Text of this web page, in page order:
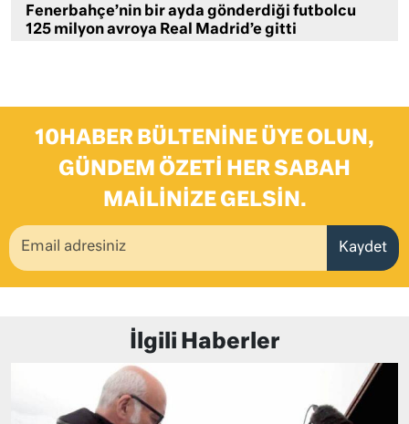
Fenerbahçe’nin bir ayda gönderdiği futbolcu
125 milyon avroya Real Madrid’e gitti
10HABER BÜLTENINE ÜYE OLUN,
GÜNDEM ÖZETI HER SABAH
MAILINIZE GELSIN.
Kaydet
İlgili Haberler